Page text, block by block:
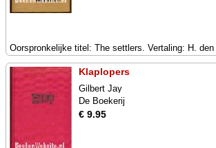
Oorspronkelijke titel: The settlers. Vertaling: H. den
Klaplopers
Gilbert Jay
De Boekerij
€ 9.95